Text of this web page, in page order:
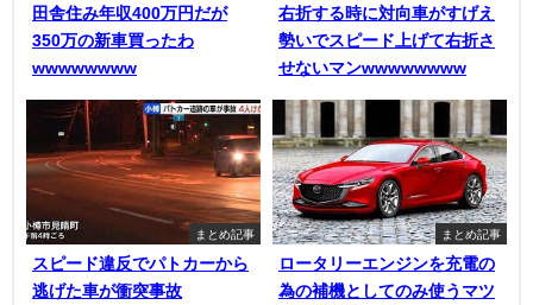
田舎住み年収400万円だが
350万の新車買ったわ
wwwwwwww
右折する時に対向車がすげえ
勢いでスピード上げて右折さ
せないマンwwwwwwww
まとめ記事
スピード違反でパトカーから
逃げた車が衝突事故
まとめ記事
ロータリーエンジンを充電の
為の補機としてのみ使うマツ